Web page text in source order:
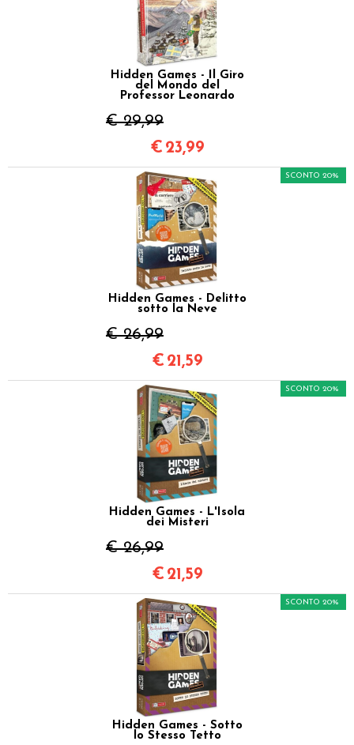
Hidden Games - Il Giro
del Mondo del
Professor Leonardo
€ 29,99
€ 23,99
Hidden Games - Delitto
sotto la Neve
€ 26,99
SCONTO 20%
€ 21,59
Hidden Games - L'Isola
dei Misteri
€ 26,99
SCONTO 20%
€ 21,59
Hidden Games - Sotto
lo Stesso Tetto
SCONTO 20%